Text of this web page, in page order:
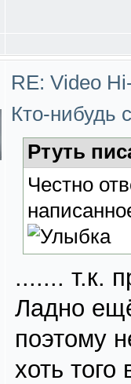
RE: Video
Кто-нибудь
Ртуть
Честно
....... т.к.
Ладно
поэтому
хоть